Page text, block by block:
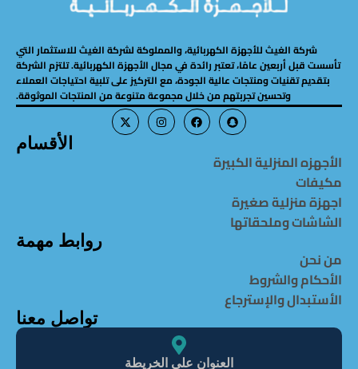
شركة الغيث للأجهزة الكهربائية، والمملوكة لشركة الغيث للاستثمار التي
تأسست قبل أربعين عامًا، تعتبر رائدة في مجال الأجهزة الكهربائية. تلتزم الشركة
بتقديم تقنيات ومنتجات عالية الجودة، مع التركيز على تلبية احتياجات العملاء
وتحسين تجربتهم من خلال مجموعة متنوعة من المنتجات الموثوقة.
الأقسام
الأجهزه المنزلية الكبيرة
مكيفات
اجهزة منزلية صغيرة
الشاشات وملحقاتها
روابط مهمة
من نحن
الأحكام والشروط
الأستبدال والإسترجاع
تواصل معنا
العنوان على الخريطة